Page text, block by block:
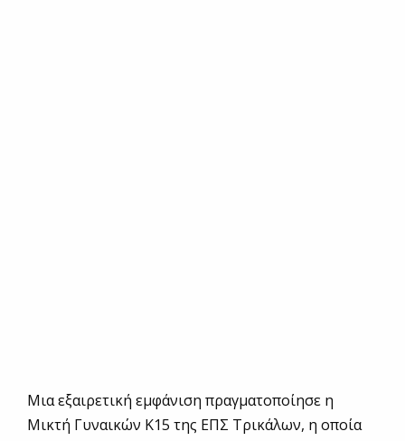
Μια εξαιρετική εμφάνιση πραγματοποίησε η
Μικτή Γυναικών Κ15 της ΕΠΣ Τρικάλων, η οποία